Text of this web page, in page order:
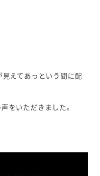
見えてあっという間に配
をいただきました。